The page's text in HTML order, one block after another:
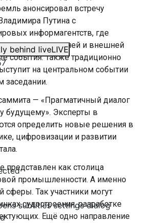
behind liveLIVE
subtitles settings dialog
анонсировал встречу
Путина с
информагентств, где
аспекты внутренней и внешней
события. Также традиционно
на центральном событии
заседании.
— «Прагматичный диалог
будущему». Эксперты в
определить новые решения в
цифровизации и развитии
представлен как столица
промышленности. А именно
сферы. Так участники могут
судостроения, разработке
Ещё одно направление